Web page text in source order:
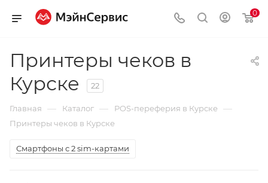
0
Принтеры чеков в
Курске
22
Главная — Каталог — POS-переферия в Курске —
Принтеры чеков в Курске
Смартфоны с 2 sim-картами